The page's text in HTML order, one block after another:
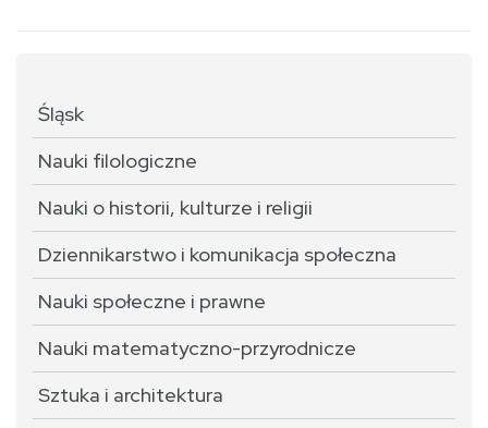
Śląsk
Nauki filologiczne
Nauki o historii, kulturze i religii
Dziennikarstwo i komunikacja społeczna
Nauki społeczne i prawne
Nauki matematyczno-przyrodnicze
Sztuka i architektura